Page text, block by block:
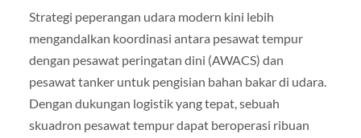
Strategi peperangan udara modern kini lebih
mengandalkan koordinasi antara pesawat tempur
dengan pesawat peringatan dini (AWACS) dan
pesawat tanker untuk pengisian bahan bakar di udara.
Dengan dukungan logistik yang tepat, sebuah
skuadron pesawat tempur dapat beroperasi ribuan